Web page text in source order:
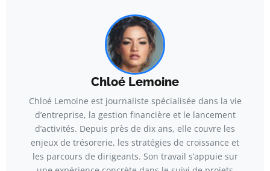
Chloé Lemoine
Chloé Lemoine est journaliste spécialisée dans la vie
d’entreprise, la gestion financière et le lancement
d’activités. Depuis près de dix ans, elle couvre les
enjeux de trésorerie, les stratégies de croissance et
les parcours de dirigeants. Son travail s’appuie sur